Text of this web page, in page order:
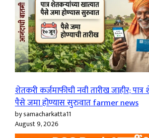
शेतकरी कर्जमाफीची नवी तारीख जाहीर;
पैसे जमा होण्यास सुरुवात farmer news
by samacharkatta11
August 9, 2026